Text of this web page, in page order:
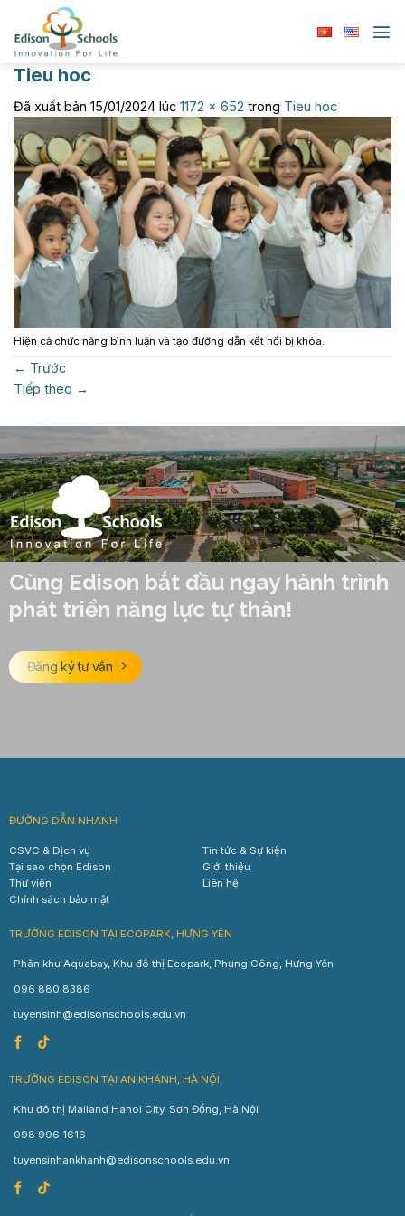
nội
dungTieu hoc
Đã xuất bản 15/01/2024 lúc 1172 × 652 trong Tieu hoc
Hiện cả chức năng bình luận và tạo đường dẫn kết nối bị khóa.
← Trước
Tiếp theo →
Cùng Edison bắt đầu ngay hành trình
phát triển năng lực tự thân!
Đăng ký tư vấn
ĐƯỜNG DẪN NHANH
CSVC & Dịch vụ
Tin tức & Sự kiện
Tại sao chọn Edison
Giới thiệu
Thư viện
Liên hệ
Chính sách bảo mật
TRƯỜNG EDISON TẠI ECOPARK, HƯNG YÊN
Phân khu Aquabay, Khu đô thị Ecopark, Phụng Công, Hưng Yên
096 880 8386
tuyensinh@edisonschools.edu.vn
TRƯỜNG EDISON TẠI AN KHÁNH, HÀ NỘI
Khu đô thị Mailand Hanoi City, Sơn Đồng, Hà Nội
098 996 1616
tuyensinhankhanh@edisonschools.edu.vn